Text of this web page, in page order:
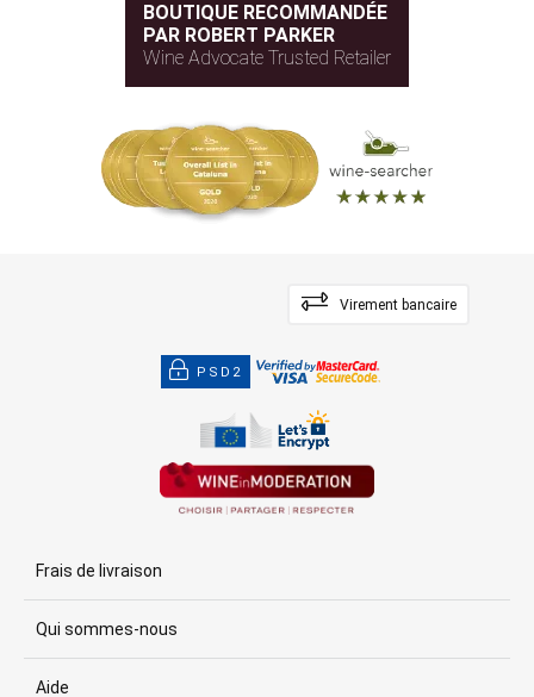
BOUTIQUE RECOMMANDÉE
PAR ROBERT PARKER
Wine Advocate Trusted Retailer
Virement bancaire
PSD2
Frais de livraison
Qui sommes-nous
Aide